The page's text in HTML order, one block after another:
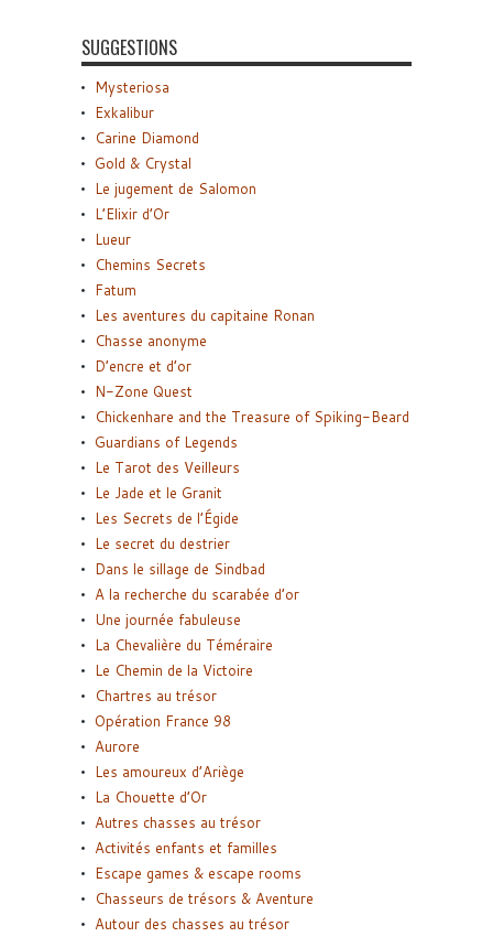
SUGGESTIONS
Mysteriosa
Exkalibur
Carine Diamond
Gold & Crystal
Le jugement de Salomon
L’Elixir d’Or
Lueur
Chemins Secrets
Fatum
Les aventures du capitaine Ronan
Chasse anonyme
D’encre et d’or
N-Zone Quest
Chickenhare and the Treasure of Spiking-Beard
Guardians of Legends
Le Tarot des Veilleurs
Le Jade et le Granit
Les Secrets de l’Égide
Le secret du destrier
Dans le sillage de Sindbad
A la recherche du scarabée d’or
Une journée fabuleuse
La Chevalière du Téméraire
Le Chemin de la Victoire
Chartres au trésor
Opération France 98
Aurore
Les amoureux d’Ariège
La Chouette d’Or
Autres chasses au trésor
Activités enfants et familles
Escape games & escape rooms
Chasseurs de trésors & Aventure
Autour des chasses au trésor